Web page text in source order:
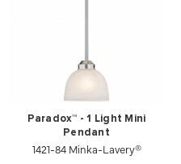
Paradox™ - 1 Light Mini
Pendant
1421-84 Minka-Lavery®